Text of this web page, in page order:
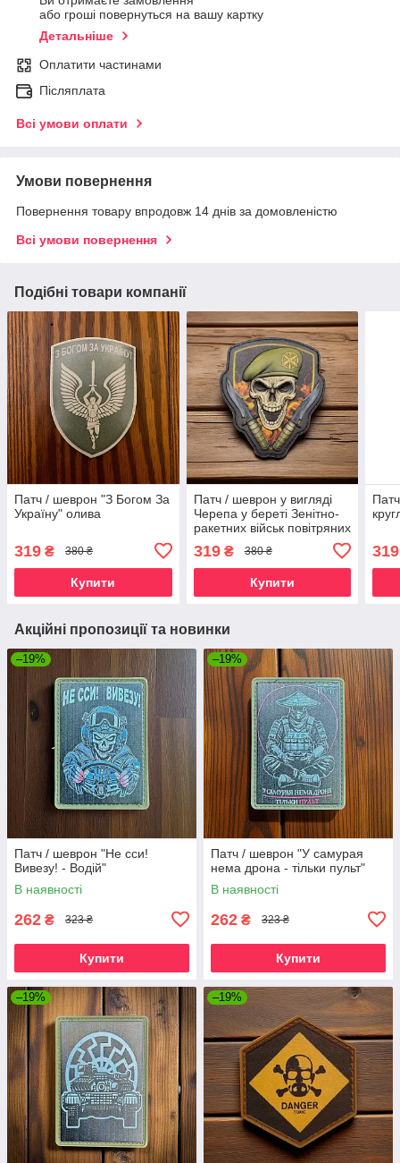
або гроші повернуться на вашу картку
Детальніше
Оплатити частинами
Післяплата
Всі умови оплати
Умови повернення
Повернення товару впродовж 14 днів за домовленістю
Всі умови повернення
Подібні товари компанії
Патч / шеврон "З Богом За
Україну" олива
319 ₴ 380 ₴
Купити
Патч / шеврон у вигляді
Черепа у береті Зенітно-
ракетних військ повітряних
319₴ 380 ₴
Купити
319
Акційні пропозиції та новинки
–19%
Патч / шеврон "Не сси!
Вивезу! - Водій"
В наявності
262 ₴ 323 ₴
Купити
–19%
Патч / шеврон "У самурая
нема дрона - тільки пульт"
В наявності
262 ₴ 323 ₴
Купити
–19% –19%